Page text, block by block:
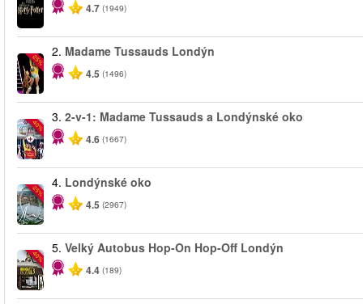
4.7 (1949)
-25%
2. Madame Tussauds Londýn
4.5 (1496)
-40%
3. 2-v-1: Madame Tussauds a Londýnské oko
4.6 (1667)
-25%
4. Londýnské oko
4.5 (2967)
-40%
5. Velký Autobus Hop-On Hop-Off Londýn
4.4 (189)